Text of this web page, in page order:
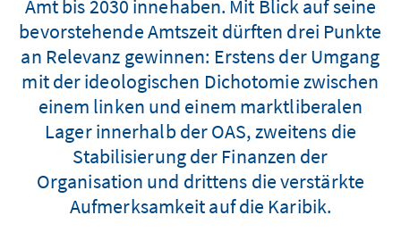
Amt bis 2030 innehaben. Mit Blick auf seine
bevorstehende Amtszeit dürften drei Punkte
an Relevanz gewinnen: Erstens der Umgang
mit der ideologischen Dichotomie zwischen
einem linken und einem marktliberalen
Lager innerhalb der OAS, zweitens die
Stabilisierung der Finanzen der
Organisation und drittens die verstärkte
Aufmerksamkeit auf die Karibik.